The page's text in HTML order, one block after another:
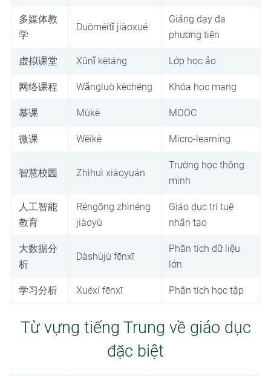
多媒体教
学
Duōméitǐ jiàoxué
Giảng dạy đa
phương tiện
虚拟课堂 Xūnǐ kètáng Lớp học ảo
网络课程 Wǎngluò kèchéng Khóa học mạng
慕课 Mùkè MOOC
微课 Wēikè Micro-learning
智慧校园 Zhìhuì xiàoyuán
Trường học thông
minh
人工智能
教育
Réngōng zhìnéng
jiàoyù
Giáo dục trí tuệ
nhân tạo
大数据分
析
Dàshùjù fēnxī
Phân tích dữ liệu
lớn
学习分析 Xuéxí fēnxī Phân tích học tập
Từ vựng tiếng Trung về giáo dục
đặc biệt